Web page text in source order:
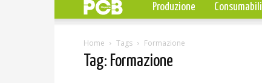
Produzione Consumabili
Home Tags Formazione
Tag: Formazione